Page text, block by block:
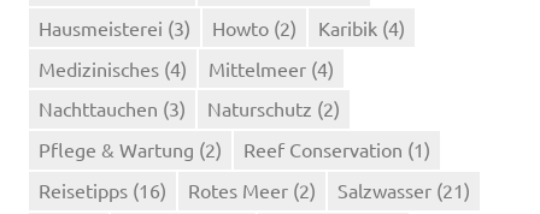
Hausmeisterei (3) Howto (2) Karibik (4)
Medizinisches (4) Mittelmeer (4)
Nachttauchen (3) Naturschutz (2)
Pflege & Wartung (2) Reef Conservation (1)
Reisetipps (16) Rotes Meer (2) Salzwasser (21)